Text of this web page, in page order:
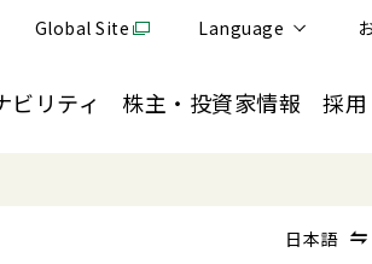
Global Site Language
ビリティ 株主・投資家情報 採用
日本語